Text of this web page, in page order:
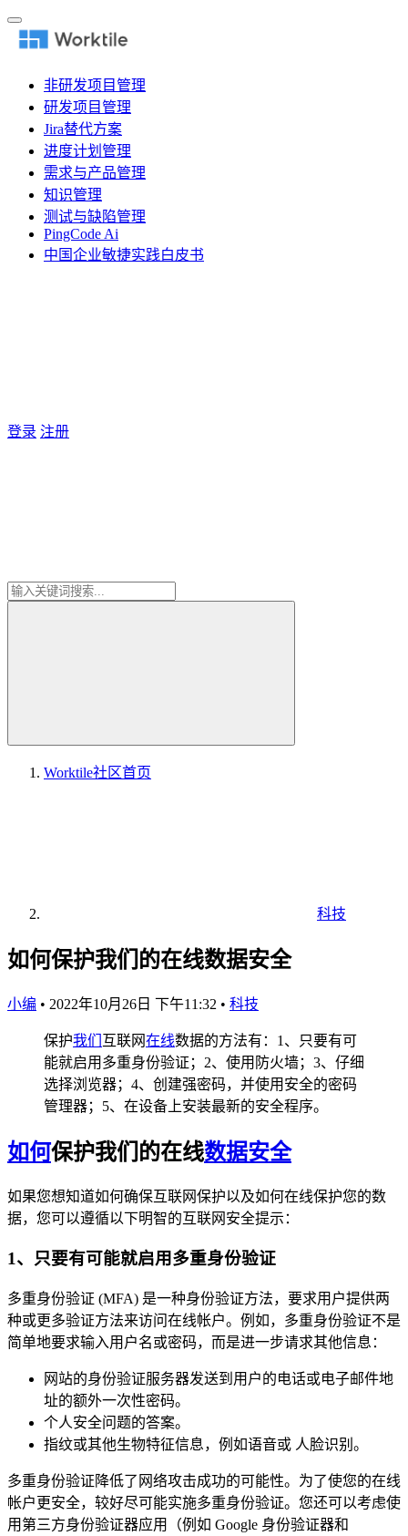
非研发项目管理
研发项目管理
Jira替代方案
进度计划管理
需求与产品管理
知识管理
测试与缺陷管理
PingCode Ai
中国企业敏捷实践白皮书
登录 注册
Worktile社区首页
科技
如何保护我们的在线数据安全
小编 • 2022年10月26日 下午11:32 • 科技
保护我们 互联网在线数据的方法有：1、只要有可
能就启用多重身份验证；2、使用防火墙；3、仔细
选择浏览器；4、创建强密码，并使用安全的密码
管理器；5、在设备上安装最新的安全程序。
如何保护我们的在线数据安全
如果您想知道如何确保互联网保护以及如何在线保护您的数
据，您可以遵循以下明智的互联网安全提示：
1、只要有可能就启用多重身份验证
多重身份验证 (MFA) 是一种身份验证方法，要求用户提供两
种或更多验证方法来访问在线帐户。例如，多重身份验证不是
简单地要求输入用户名或密码，而是进一步请求其他信息：
网站的身份验证服务器发送到用户的电话或电子邮件地
址的额外一次性密码。
个人安全问题的答案。
指纹或其他生物特征信息，例如语音或 人脸识别。
多重身份验证降低了网络攻击成功的可能性。为了使您的在线
帐户更安全，较好尽可能实施多重身份验证。您还可以考虑使
用第三方身份验证器应用（例如 Google 身份验证器和